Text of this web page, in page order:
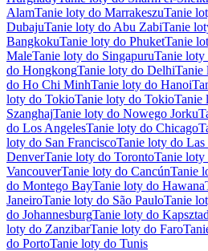
AlamTanie loty do MarrakeszuTanie
DubajuTanie loty do Abu ZabiTanie
BangkokuTanie loty do PhuketTanie
MaleTanie loty do SingapuruTanie
do HongkongTanie loty do DelhiTanie
do Ho Chi MinhTanie loty do Hanoi
loty do TokioTanie loty do TokioTanie
SzanghajTanie loty do Nowego Jorku
do Los AngelesTanie loty do Chicago
loty do San FranciscoTanie loty do Las
DenverTanie loty do TorontoTanie loty
VancouverTanie loty do CancúnTanie
do Montego BayTanie loty do Hawana
JaneiroTanie loty do São PauloTanie
do JohannesburgTanie loty do Kapsztad
loty do ZanzibarTanie loty do Faro
do PortoTanie loty do Tunis